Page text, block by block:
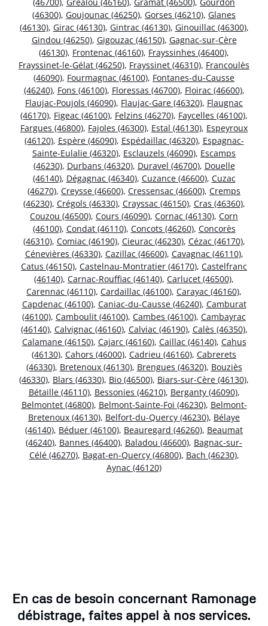
(46300), Goujounac (46250), Gorses (46210), Glanes
(46130), Girac (46130), Gintrac (46130), Ginouillac (46300),
Gindou (46250), Gigouzac (46150), Gagnac-sur-Cère
(46130), Frontenac (46160), Frayssinhes (46400),
Frayssinet-le-Gélat (46250), Frayssinet (46310), Francoulès
(46090), Fourmagnac (46100), Fontanes-du-Causse
(46240), Fons (46100), Floressas (46700), Floirac (46600),
Flaujac-Poujols (46090), Flaujac-Gare (46320), Flaugnac
(46170), Figeac (46100), Felzins (46270), Faycelles (46100),
Fargues (46800), Fajoles (46300), Estal (46130), Espeyroux
(46120), Espère (46090), Espédaillac (46320), Espagnac-
Sainte-Eulalie (46320), Esclauzels (46090), Escamps
(46230), Durbans (46320), Duravel (46700), Douelle
(46140), Dégagnac (46340), Cuzance (46600), Cuzac
(46270), Creysse (46600), Cressensac (46600), Cremps
(46230), Crégols (46330), Crayssac (46150), Cras (46360),
Couzou (46500), Cours (46090), Cornac (46130), Corn
(46100), Condat (46110), Concots (46260), Concorès
(46310), Comiac (46190), Cieurac (46230), Cézac (46170),
Cénevières (46330), Cazillac (46600), Cavagnac (46110),
Catus (46150), Castelnau-Montratier (46170), Castelfranc
(46140), Carnac-Rouffiac (46140), Carlucet (46500),
Carennac (46110), Cardaillac (46100), Carayac (46160),
Capdenac (46100), Caniac-du-Causse (46240), Camburat
(46100), Camboulit (46100), Cambes (46100), Cambayrac
(46140), Calvignac (46160), Calviac (46190), Calès (46350),
Calamane (46150), Cajarc (46160), Caillac (46140), Cahus
(46130), Cahors (46000), Cadrieu (46160), Cabrerets
(46330), Bretenoux (46130), Brengues (46320), Bouziès
(46330), Blars (46330), Bio (46500), Biars-sur-Cère (46130),
Bétaille (46110), Bessonies (46210), Berganty (46090),
Belmontet (46800), Belmont-Sainte-Foi (46230), Belmont-
Bretenoux (46130), Belfort-du-Quercy (46230), Bélaye
(46140), Béduer (46100), Beauregard (46260), Beaumat
(46240), Bannes (46400), Baladou (46600), Bagnac-sur-
Célé (46270), Bagat-en-Quercy (46800), Bach (46230),
Aynac (46120)
En cas de besoin concernant Ramonage
débistrage, faites appel à nos services.